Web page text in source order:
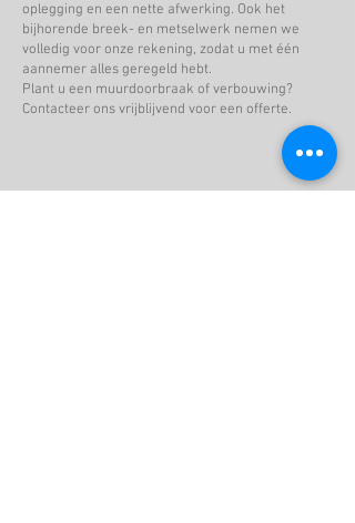
oplegging en een nette afwerking. Ook het
bijhorende breek- en metselwerk nemen we
volledig voor onze rekening, zodat u met één
aannemer alles geregeld hebt.
Plant u een muurdoorbraak of verbouwing?
Contacteer ons vrijblijvend voor een offerte.